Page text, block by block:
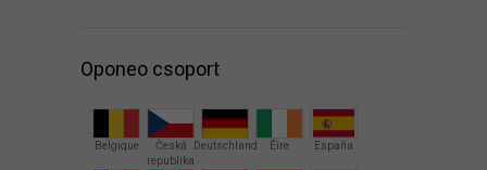
Oponeo csoport
Belgique
Česká
republika
Deutschland Éire España